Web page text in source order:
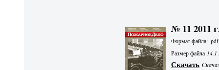
№ 11 2011
Формат файла: .pdf
Размер файла 14.1
Скачать